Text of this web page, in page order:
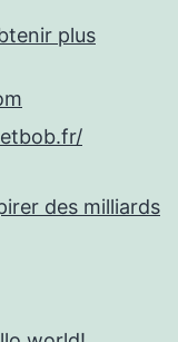
plus
des milliards